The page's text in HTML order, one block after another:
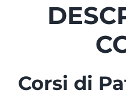
Corsi di